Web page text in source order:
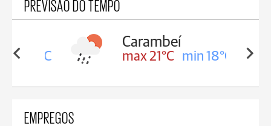
PREVISÃO DO TEMPO
18°C
Carambeí
max 21°C min 18°C
EMPREGOS